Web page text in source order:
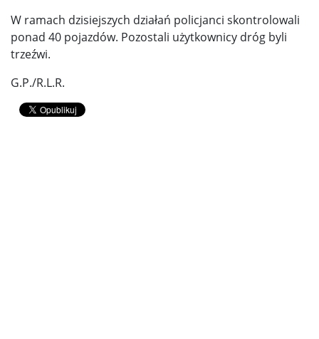
W ramach dzisiejszych działań policjanci skontrolowali
ponad 40 pojazdów. Pozostali użytkownicy dróg byli
trzeźwi.
G.P./R.L.R.